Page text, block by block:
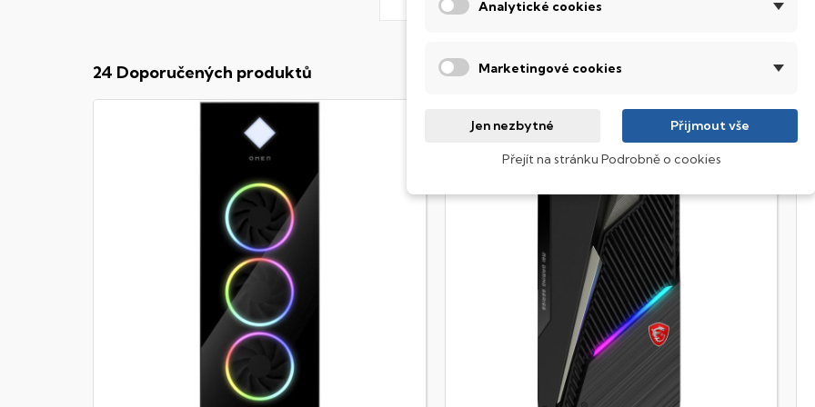
24 Doporučených produktů
Analytické cookies
Marketingové cookies
Jen nezbytné Přijmout vše
Přejít na stránku Podrobně o cookies